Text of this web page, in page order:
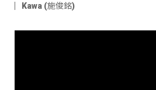
Kawa (施俊銘)